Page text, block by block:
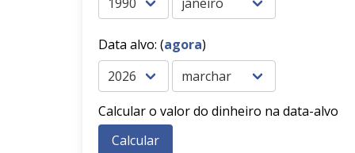
Data alvo: (agora)
Calcular o valor do dinheiro na data-alvo